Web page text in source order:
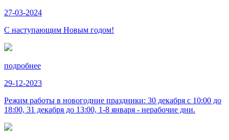
27-03-2024
С наступающим Новым годом!
подробнее
29-12-2023
Режим работы в новогодние праздники: 30 декабря с 10:00 до
18:00, 31 декабря до 13:00, 1-8 января - нерабочие дни.